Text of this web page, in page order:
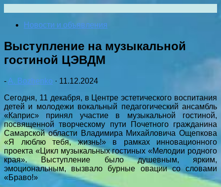
содержимому
Новости и объявления
Выступление на музыкальной
гостиной ЦЭВДМ
- A. Bozhenko · 11.12.2024
Сегодня, 11 декабря, в Центре эстетического воспитания
детей и молодежи вокальный педагогический ансамбль
«Каприс» принял участие в музыкальной гостиной,
посвященной творческому пути Почетного гражданина
Самарской области Владимира Михайловича Ощепкова
«Я люблю тебя, жизнь!» в рамках инновационного
проекта «Цикл музыкальных гостиных «Мелодии родного
края». Выступление было душевным, ярким,
эмоциональным, вызвало бурные овации со словами
«Браво!»